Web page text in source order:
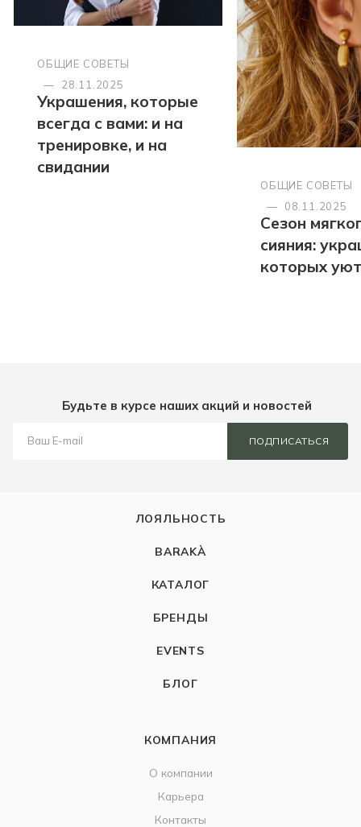
ОБЩИЕ СОВЕТЫ
—
28.11.2025
Украшения, которые
всегда с вами: и на
тренировке, и на
свидании
ОБЩИЕ СОВЕТЫ
—
08.11.2025
Сезон
сияния:
которых
Будьте в курсе наших акций и новостей
ПОДПИСАТЬСЯ
ЛОЯЛЬНОСТЬ
BARAKÀ
КАТАЛОГ
БРЕНДЫ
EVENTS
БЛОГ
КОМПАНИЯ
О компании
Карьера
Контакты